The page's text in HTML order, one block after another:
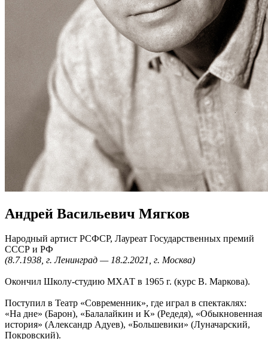
Андрей Васильевич Мягков
Народный артист РСФСР, Лауреат Государственных премий
СССР и РФ
(8.7.1938, г. Ленинград — 18.2.2021, г. Москва)
Окончил Школу-студию МХАТ в 1965 г. (курс В. Маркова).
Поступил в Театр «Современник», где играл в спектаклях:
«На дне» (Барон), «Балалайкин и К» (Редедя), «Обыкновенная
история» (Александр Адуев), «Большевики» (Луначарский,
Покровский).